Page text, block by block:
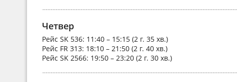
Четвер
Рейс SK 536: 11:40 – 15:15 (2 г. 35 хв.)
Рейс FR 313: 18:10 – 21:50 (2 г. 40 хв.)
Рейс SK 2566: 19:50 – 23:20 (2 г. 30 хв.)